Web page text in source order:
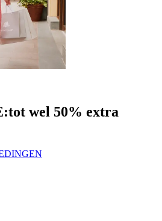
tot wel 50% extra